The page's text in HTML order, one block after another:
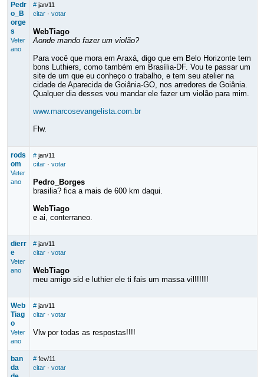
Pedr
o_B
orge
s
Veter
ano
# jan/11
citar· votar
WebTiago
Aonde mando fazer um violão?
Para você que mora em Araxá, digo que em Belo Horizonte tem
bons Luthiers, como também em Brasília-DF. Vou te passar um
site de um que eu conheço o trabalho, e tem seu atelier na
cidade de Aparecida de Goiânia-GO, nos arredores de Goiânia.
Qualquer dia desses vou mandar ele fazer um violão para mim.
www.marcosevangelista.com.br
Flw.
rods
om
Veter
ano
# jan/11
citar· votar
Pedro_Borges
brasilia? fica a mais de 600 km daqui.
WebTiago
e ai, conterraneo.
dierr
e
Veter
ano
# jan/11
citar· votar
WebTiago
meu amigo sid e luthier ele ti fais um massa vil!!!!!!
Web
Tiag
o
Veter
ano
# jan/11
citar· votar
Vlw por todas as respostas!!!!
ban
da
# fev/11
citar· votar